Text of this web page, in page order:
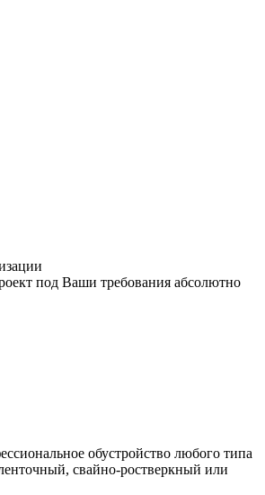
под Ваши требования абсолютно
обустройство любого типа
свайно-ростверкный или